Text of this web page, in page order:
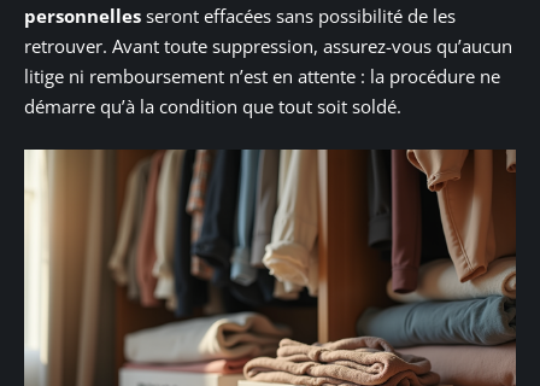
personnelles seront effacées sans possibilité de les
retrouver. Avant toute suppression, assurez-vous qu’aucun
litige ni remboursement n’est en attente : la procédure ne
démarre qu’à la condition que tout soit soldé.